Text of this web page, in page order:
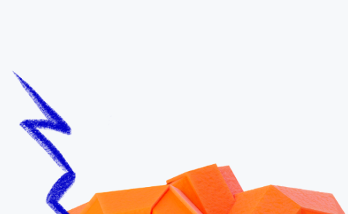
Encourager les énergies industrielles de notre pays.